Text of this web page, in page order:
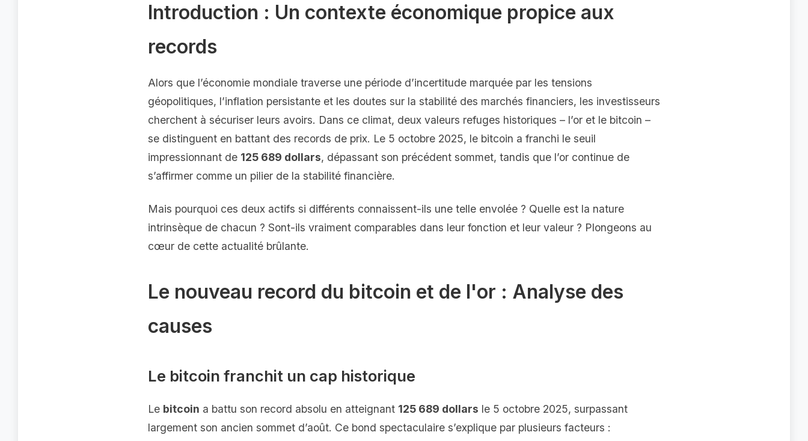
Introduction : Un contexte économique propice aux
records
Alors que l’économie mondiale traverse une période d’incertitude marquée par les tensions
géopolitiques, l’inflation persistante et les doutes sur la stabilité des marchés financiers, les investisseurs
cherchent à sécuriser leurs avoirs. Dans ce climat, deux valeurs refuges historiques – l’or et le bitcoin –
se distinguent en battant des records de prix. Le 5 octobre 2025, le bitcoin a franchi le seuil
impressionnant de 125 689 dollars, dépassant son précédent sommet, tandis que l’or continue de
s’affirmer comme un pilier de la stabilité financière.
Mais pourquoi ces deux actifs si différents connaissent-ils une telle envolée ? Quelle est la nature
intrinsèque de chacun ? Sont-ils vraiment comparables dans leur fonction et leur valeur ? Plongeons au
cœur de cette actualité brûlante.
Le nouveau record du bitcoin et de l'or : Analyse des
causes
Le bitcoin franchit un cap historique
Le bitcoin a battu son record absolu en atteignant 125 689 dollars le 5 octobre 2025, surpassant
largement son ancien sommet d’août. Ce bond spectaculaire s’explique par plusieurs facteurs :